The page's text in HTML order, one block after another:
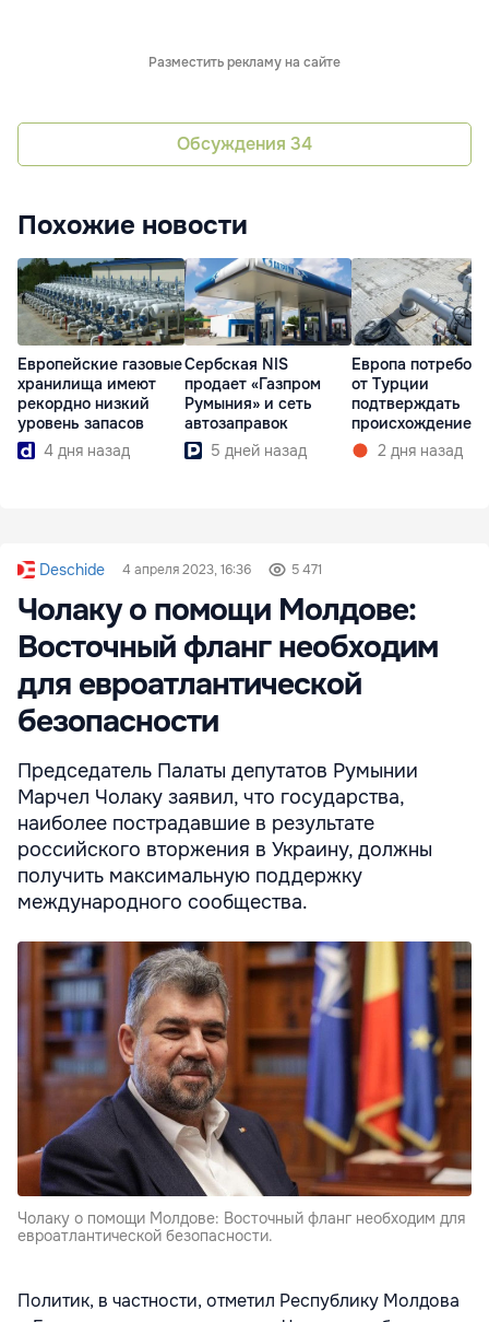
Разместить рекламу на сайте
Обсуждения 34
Похожие новости
Европейские газовые
хранилища имеют
рекордно низкий
уровень запасов
4 дня назад
Сербская NIS
продает «Газпром
Румыния» и сеть
автозаправок
5 дней назад
Европа
от Турции
подтверждать
происхождение
2 дня назад
Deschide 4 апреля 2023, 16:36 5 471
Чолаку о помощи Молдове:
Восточный фланг необходим
для евроатлантической
безопасности
Председатель Палаты депутатов Румынии
Марчел Чолаку заявил, что государства,
наиболее пострадавшие в результате
российского вторжения в Украину, должны
получить максимальную поддержку
международного сообщества.
Чолаку о помощи Молдове: Восточный фланг необходим для
евроатлантической безопасности.
Политик, в частности, отметил Республику Молдова